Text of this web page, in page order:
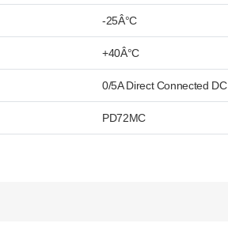
-25Â°C
+40Â°C
0/5A Direct Connected DC
PD72MC